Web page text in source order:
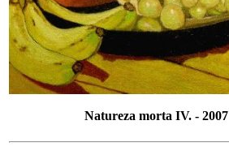
Natureza morta IV. - 2007